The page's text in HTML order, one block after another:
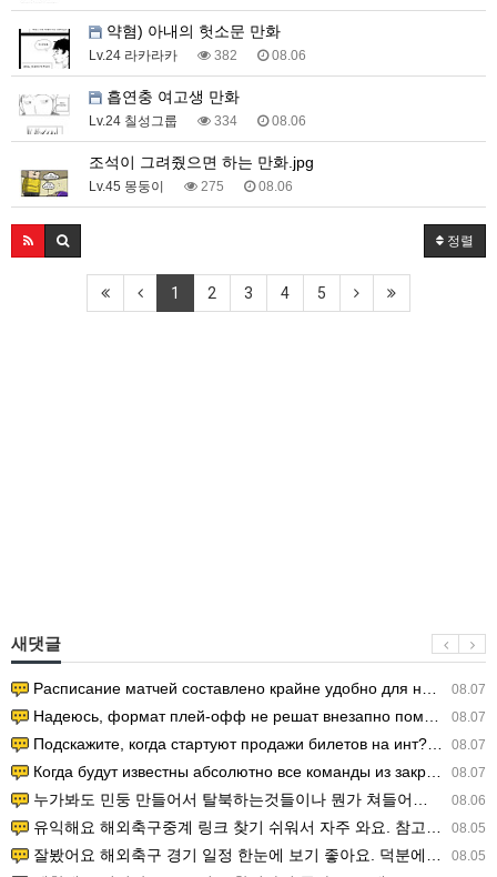
약혐) 아내의 헛소문 만화
Lv.24 라카라카 382 08.06
흡연충 여고생 만화
Lv.24 칠성그룹 334 08.06
조석이 그려줬으면 하는 만화.jpg
Lv.45 몽둥이 275 08.06
정렬
1 2 3 4 5
새댓글
08.07
Расписание матчей составлено крайне удобно для нашего часово…
08.07
Надеюсь, формат плей-офф не решат внезапно поменять. https:/…
08.07
Подскажите, когда стартуют продажи билетов на инт? https://g…
08.07
Когда будут известны абсолютно все команды из закрытых квали…
08.06
누가봐도 민둥 만들어서 탈북하는것들이나 뭔가 쳐들어오는 낌새를 미리 알아차리기 위함이지 저걸 전쟁준비라고 하…
08.05
유익해요 해외축구중계 링크 찾기 쉬워서 자주 와요. 참고로 무료스포츠중계 정보 확인할 때 출처 꼭 체크해요.…
08.05
잘봤어요 해외축구 경기 일정 한눈에 보기 좋아요. 덕분에 epl중계 볼 때 공식 중계 채널 먼저 찾아봐요. …